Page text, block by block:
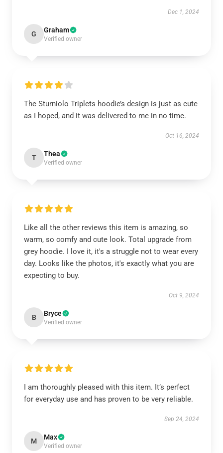
Dec 1, 2024
G Graham
Verified owner
The Sturniolo Triplets hoodie’s design is just as cute
as I hoped, and it was delivered to me in no time.
Oct 16, 2024
T Thea
Verified owner
Like all the other reviews this item is amazing, so
warm, so comfy and cute look. Total upgrade from
grey hoodie. I love it, it's a struggle not to wear every
day. Looks like the photos, it's exactly what you are
expecting to buy.
Oct 9, 2024
B Bryce
Verified owner
I am thoroughly pleased with this item. It’s perfect
for everyday use and has proven to be very reliable.
Sep 24, 2024
M Max
Verified owner